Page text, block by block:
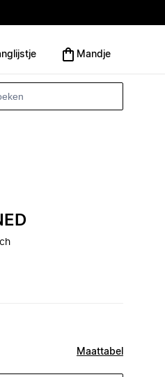
Mandje
Maattabel